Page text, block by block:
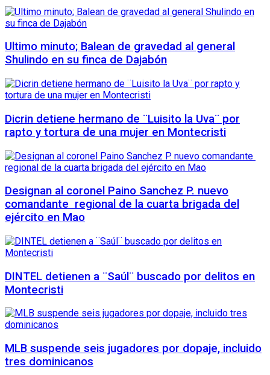
Ultimo minuto; Balean de gravedad al general
Shulindo en su finca de Dajabón
Dicrin detiene hermano de ¨Luisito la Uva¨ por
rapto y tortura de una mujer en Montecristi
Designan al coronel Paino Sanchez P. nuevo
comandante regional de la cuarta brigada del
ejército en Mao
DINTEL detienen a ¨Saúl¨ buscado por delitos en
Montecristi
MLB suspende seis jugadores por dopaje, incluido
tres dominicanos